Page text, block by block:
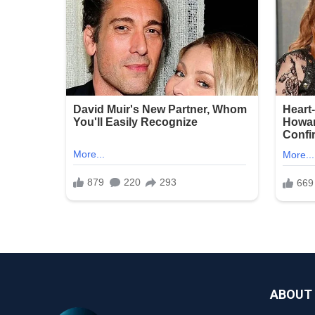
ABOUT